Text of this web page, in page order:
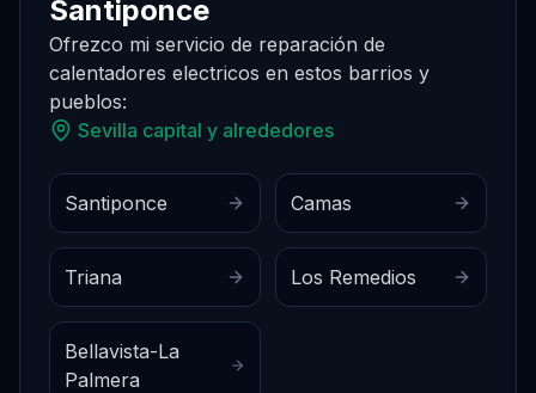
Santiponce
Ofrezco mi servicio de reparación de
calentadores electricos en estos barrios y
pueblos:
Sevilla capital y alrededores
Santiponce Camas
Triana Los Remedios
Bellavista-La
Palmera